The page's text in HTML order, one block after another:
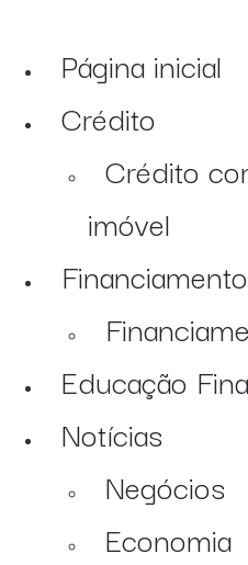
Página inicial
Crédito
Crédito
imóvel
Financiamento
Educação
Notícias
Negócios
Economia